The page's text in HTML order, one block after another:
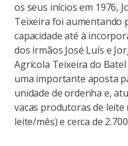
os seus inícios em 1976,
Teixeira foi aumentando
capacidade até à
dos irmãos José Luís e
Agrícola Teixeira do
uma importante aposta
unidade de ordenha e,
vacas produtoras de leite
leite/mês) e cerca de